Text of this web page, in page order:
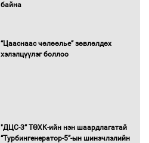
байна
“Цааснаас чөлөөлье” зөвлөлдөх
хэлэлцүүлэг боллоо
"ДЦС-3” ТӨХК-ийн нэн шаардлагатай
“Турбингенератор-5”-ын шинэчлэлийн